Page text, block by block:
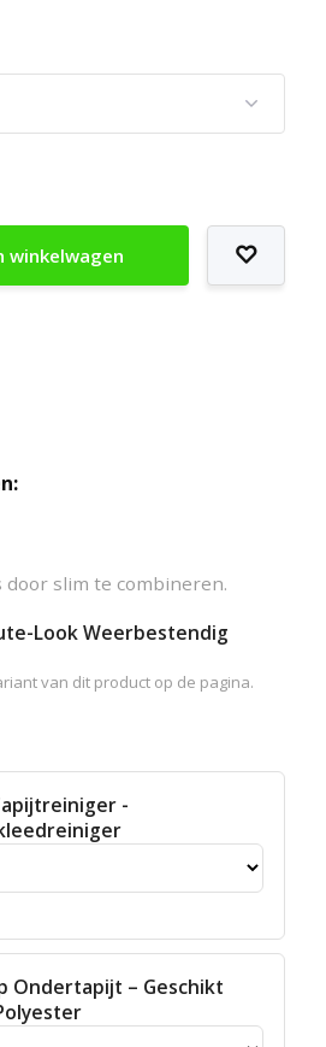
winkelwagen
slim te combineren.
Look Weerbestendig
van dit product op de pagina.
-
Ondertapijt – Geschikt